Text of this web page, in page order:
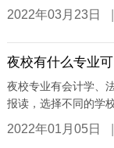
2022年03月23日 |
夜校有什么专业
夜校专业有会计学、
报读，选择不同的学
2022年01月05日 |